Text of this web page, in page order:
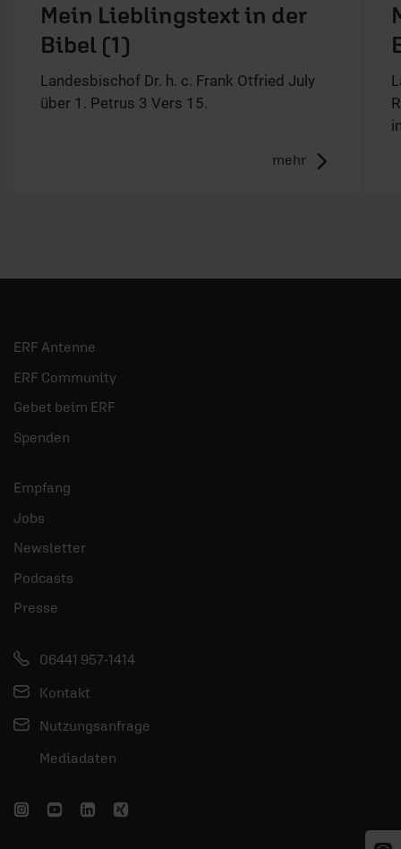
Mein Lieblingstext in der
Bibel (1)
Landesbischof Dr. h. c. Frank Otfried July
über 1. Petrus 3 Vers 15.
mehr
ERF Antenne
ERF Community
Gebet beim ERF
Spenden
Empfang
Jobs
Newsletter
Podcasts
Presse
06441 957-1414
Kontakt
Nutzungsanfrage
Mediadaten